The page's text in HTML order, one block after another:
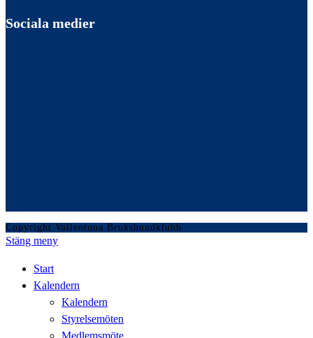
Sociala medier
Copyright Vallentuna Brukshundklubb
Stäng meny
Start
Kalendern
Kalendern
Styrelsemöten
Medlemsmöte